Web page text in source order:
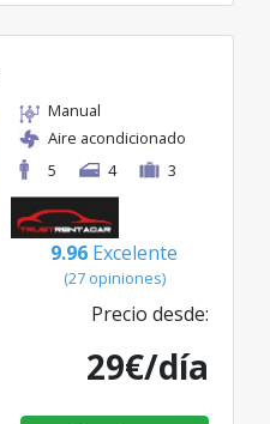
Manual
Aire acondicionado
5
4 3
9.96 Excelente
(27 opiniones)
Precio desde:
29€/día